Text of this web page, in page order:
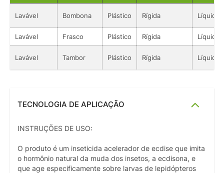
Lavável Bombona Plástico Rígida Líquido
Lavável Frasco Plástico Rígida Líquido
Lavável Tambor Plástico Rígida Líquido
TECNOLOGIA DE APLICAÇÃO
INSTRUÇÕES DE USO:
O produto é um inseticida acelerador de ecdise que imita
o hormônio natural da muda dos insetos, a ecdisona, e
que age especificamente sobre larvas de lepidópteros